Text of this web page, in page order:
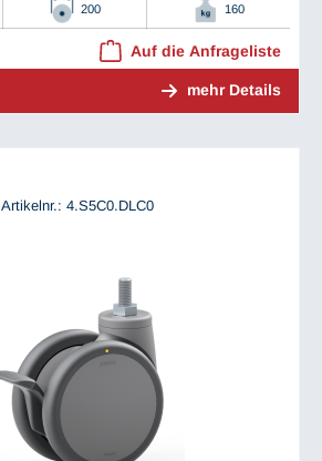
200 160
Auf die Anfrageliste
mehr Details
Artikelnr.: 4.S5C0.DLC0